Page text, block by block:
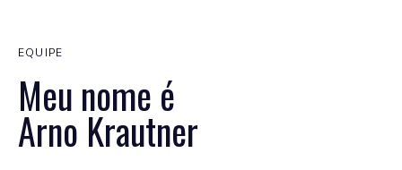
EQUIPE
Meu nome é
Arno Krautner